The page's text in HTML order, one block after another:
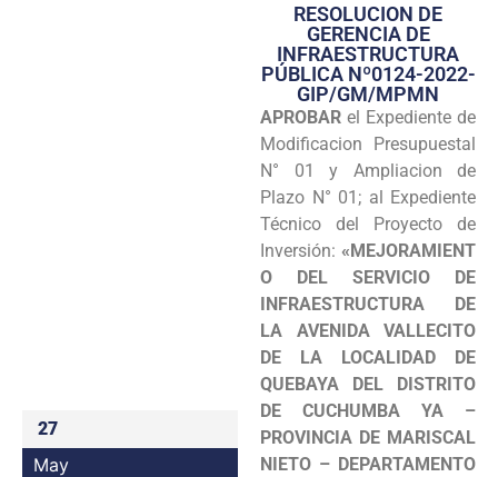
Transparencia
Seguridad
Programas
Intranet
27
May
RESOLUCION DE
GERENCIA DE
INFRAESTRUCTURA
PÚBLICA Nº0124-2022-
GIP/GM/MPMN
APROBAR el Expediente de
Modificacion Presupuestal
N° 01 y Ampliacion de
Plazo N° 01; al Expediente
Técnico del Proyecto de
Inversión: «MEJORAMIENT
O DEL SERVICIO DE
INFRAESTRUCTURA DE
LA AVENIDA VALLECITO
DE LA LOCALIDAD DE
QUEBAYA DEL DISTRITO
DE CUCHUMBA YA –
PROVINCIA DE MARISCAL
NIETO – DEPARTAMENTO